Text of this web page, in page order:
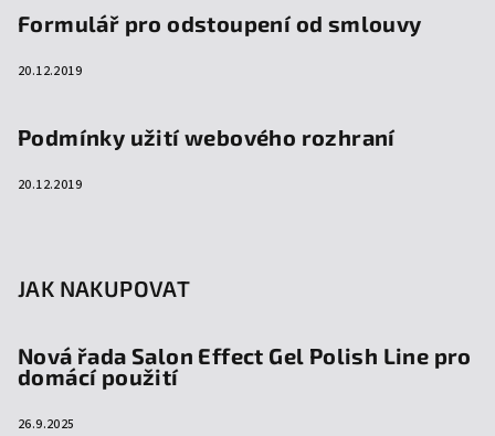
Formulář pro odstoupení od smlouvy
20.12.2019
Podmínky užití webového rozhraní
20.12.2019
JAK NAKUPOVAT
Nová řada Salon Effect Gel Polish Line pro
domácí použití
26.9.2025